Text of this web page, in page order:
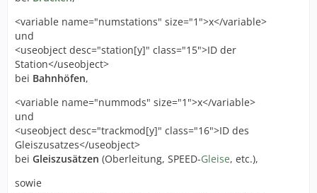
<variable name="numstations" size="1">x</variable>
und
<useobject desc="station[y]" class="15">ID der
Station</useobject>
bei Bahnhöfen,
<variable name="nummods" size="1">x</variable>
und
<useobject desc="trackmod[y]" class="16">ID des
Gleiszusatzes</useobject>
bei Gleiszusätzen (Oberleitung, SPEED-Gleise, etc.),
sowie